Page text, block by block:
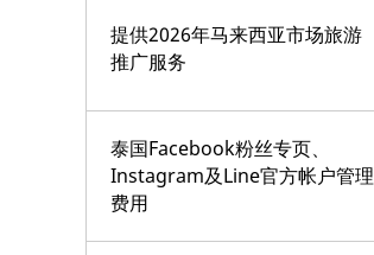
提供2026年马来西亚市场旅游
推广服务
泰国Facebook粉丝专页、
Instagram及Line官方帐户管理
费用